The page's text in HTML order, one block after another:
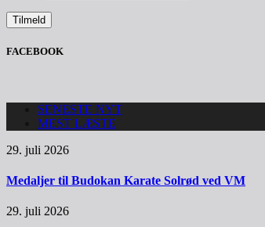
FACEBOOK
SENESTE NYT
MEST LÆSTE
29. juli 2026
Medaljer til Budokan Karate Solrød ved VM
29. juli 2026